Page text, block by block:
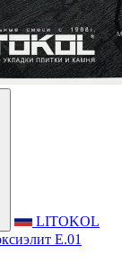
LITOKOL
E.01